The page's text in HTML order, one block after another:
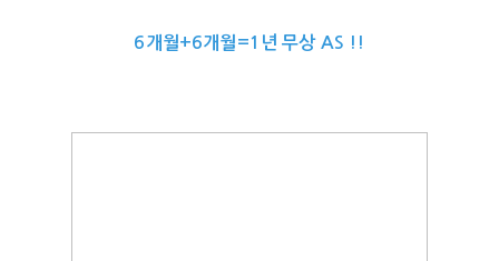
6개월+6개월=1년 무상 AS !!